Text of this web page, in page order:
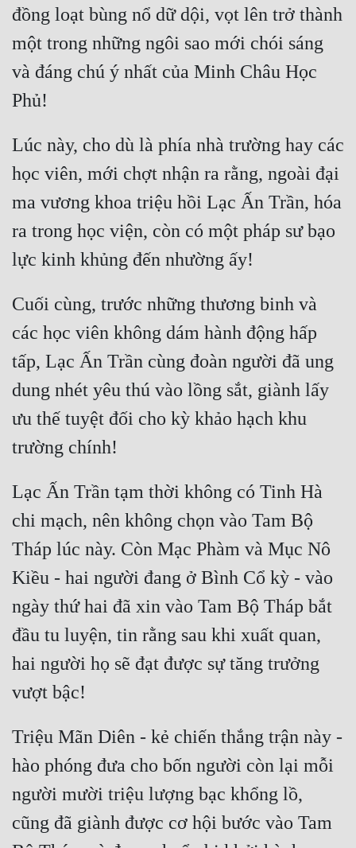
đồng loạt bùng nổ dữ dội, vọt lên trở thành
một trong những ngôi sao mới chói sáng
và đáng chú ý nhất của Minh Châu Học
Lúc này, cho dù là phía nhà trường hay các
học viên, mới chợt nhận ra rằng, ngoài đại
ma vương khoa triệu hồi Lạc Ấn Trần, hóa
ra trong học viện, còn có một pháp sư bạo
Cuối cùng, trước những thương binh và
các học viên không dám hành động hấp
tấp, Lạc Ấn Trần cùng đoàn người đã ung
dung nhét yêu thú vào lồng sắt, giành lấy
ưu thế tuyệt đối cho kỳ khảo hạch khu
Lạc Ấn Trần tạm thời không có Tinh Hà
chi mạch, nên không chọn vào Tam Bộ
Tháp lúc này. Còn Mạc Phàm và Mục Nô
Kiều - hai người đang ở Bình Cổ kỳ - vào
ngày thứ hai đã xin vào Tam Bộ Tháp bắt
đầu tu luyện, tin rằng sau khi xuất quan,
hai người họ sẽ đạt được sự tăng trưởng
Triệu Mãn Diên - kẻ chiến thắng trận này -
hào phóng đưa cho bốn người còn lại mỗi
người mười triệu lượng bạc khổng lồ,
cũng đã giành được cơ hội bước vào Tam